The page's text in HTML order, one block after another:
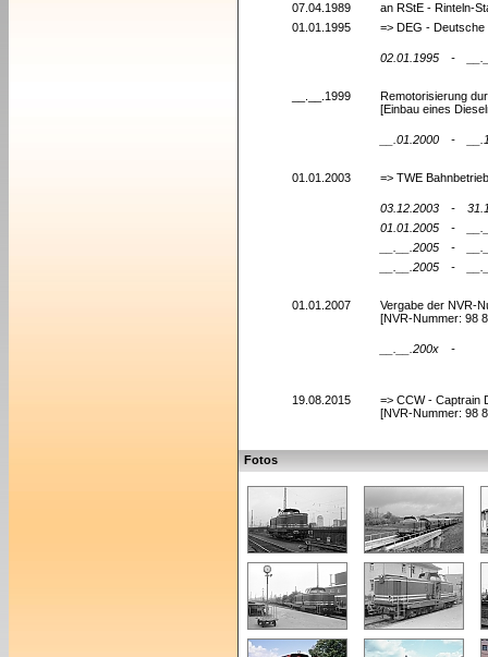
07.04.1989
an RStE - Rinteln-
01.01.1995
=> DEG -
02.01.1995 -
__.__.1999
Remotorisierung
[Einbau eines
__.01.2000 -
01.01.2003 => TWE
03.12.2003 -
01.01.2005
-
__.__.2005
-
__.__.2005
-
01.01.2007
Vergabe der NVR-
[NVR-Nummer: 98
__.__.200x -
19.08.2015
=> CCW - Captrain
[NVR-Nummer: 98
Fotos